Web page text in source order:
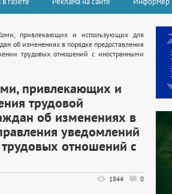
привлекающих и использующих для
об изменениях в порядке предоставления
трудовых отношений с иностранными
привлекающих и
трудовой
об изменениях в
уведомлений
отношений с
0
1844